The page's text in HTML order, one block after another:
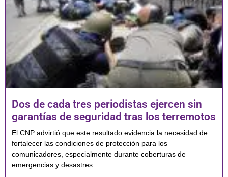
Dos de cada tres periodistas ejercen sin
garantías de seguridad tras los terremotos
El CNP advirtió que este resultado evidencia la necesidad de
fortalecer las condiciones de protección para los
comunicadores, especialmente durante coberturas de
emergencias y desastres